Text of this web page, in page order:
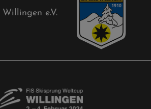
Willingen e.V.